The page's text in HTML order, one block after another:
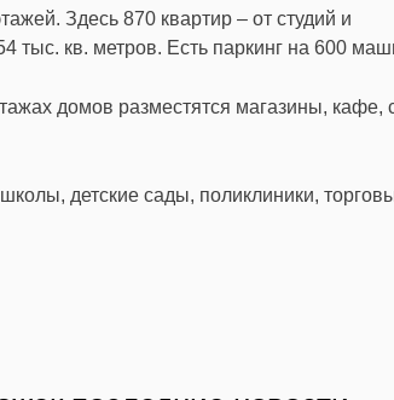
Здесь 870 квартир – от студий и
тыс. кв. метров. Есть паркинг на 600
домов разместятся магазины, кафе,
школы, детские сады, поликлиники,